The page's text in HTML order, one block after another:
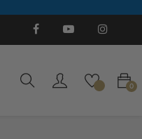
FacebookYouTube
0